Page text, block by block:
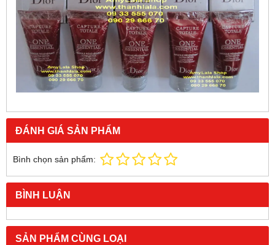
ĐÁNH GIÁ SẢN PHẨM
Bình chọn sản phẩm:
BÌNH LUẬN
SẢN PHẨM CÙNG LOẠI